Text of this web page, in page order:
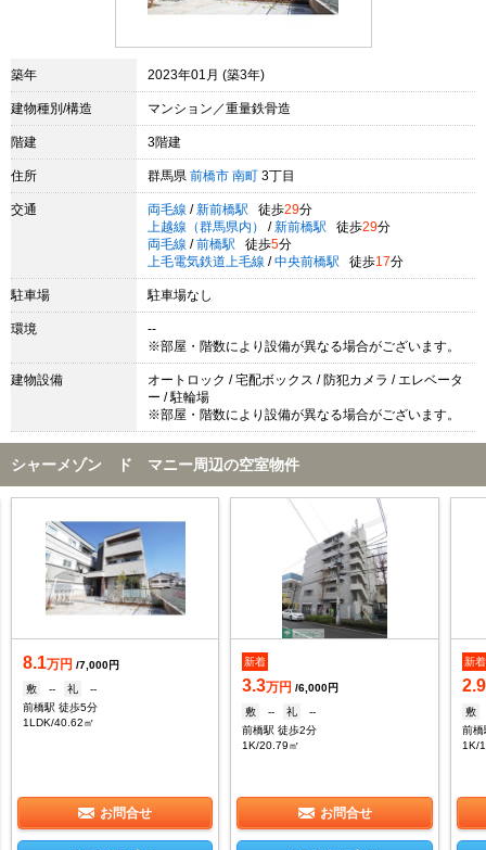
築年 2023年01月 (築3年)
建物種別/構造 マンション／重量鉄骨造
階建 3階建
住所 群馬県 前橋市 南町 3丁目
交通 両毛線 / 新前橋駅 徒歩29分
上越線（群馬県内）
/ 新前橋駅 徒歩29分
両毛線 / 前橋駅 徒歩5分
上毛電気鉄道上毛線 / 中央前橋駅 徒歩17分
駐車場 駐車場なし
環境
--
※部屋・階数により設備が異なる場合がございます。
建物設備
オートロック / 宅配ボックス / 防犯カメラ / エレベータ
ー / 駐輪場
※部屋・階数により設備が異なる場合がございます。
シャーメゾン ド マニー周辺の空室物件
8.1万円 /7,000円
敷
-- 礼
--
前橋駅 徒歩5分
1LDK/40.62㎡
お問合せ
新着
3.3万円 /6,000円
敷
-- 礼
--
前橋駅 徒歩2分
1K/20.79㎡
お問合せ
新着
2.9
敷
前橋
1K/